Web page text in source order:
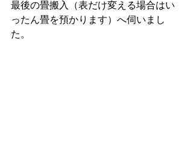
最後の畳搬入（表だけ変える場合はい
ったん畳を預かります）へ伺いまし
た。